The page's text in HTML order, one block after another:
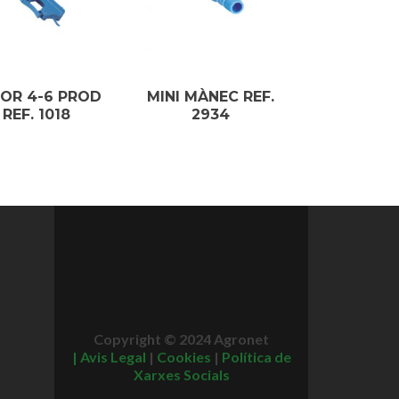
4-6 PROD
1018
MINI MÀNEC REF.
2934
Copyright © 2024 Agronet
| Avis Legal | Cookies | Política de
Xarxes Socials